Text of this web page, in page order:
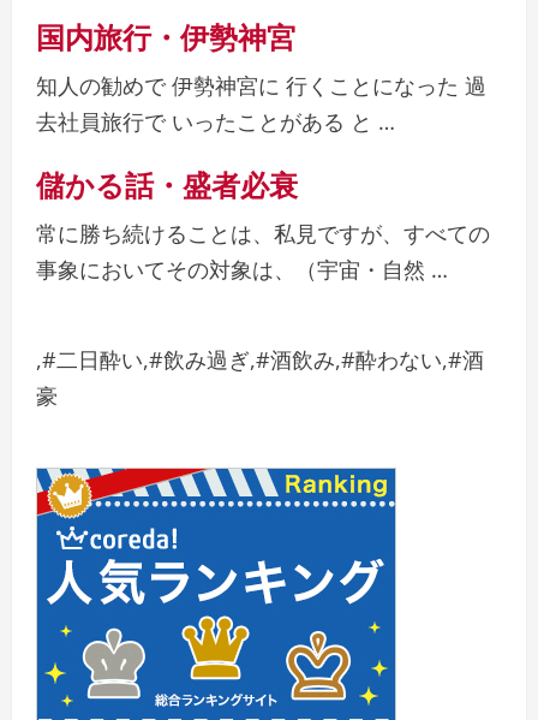
国内旅行・伊勢神宮
知人の勧めで 伊勢神宮に 行くことになった 過
去社員旅行で いったことがある と …
儲かる話・盛者必衰
常に勝ち続けることは、私見ですが、すべての
事象においてその対象は、（宇宙・自然 …
,#二日酔い,#飲み過ぎ,#酒飲み,#酔わない,#酒
豪